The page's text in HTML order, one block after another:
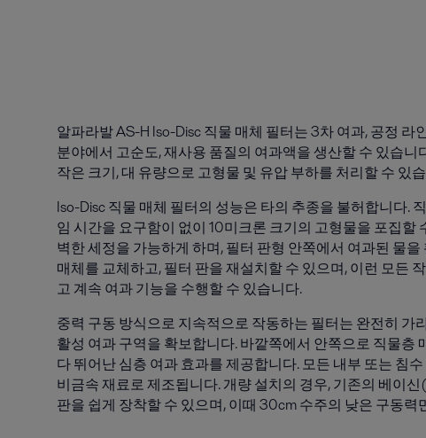
알파라발 AS-H Iso-Disc 직물 매체 필터는 3차 여과, 공정 라
분야에서 고순도, 재사용 품질의 여과액을 생산할 수 있습
작은 크기, 대 유량으로 고형물 및 유압 부하를 처리할 수 있
Iso-Disc 직물 매체 필터의 성능은 타의 추종을 불허합니다.
임 시간을 요구함이 없이 10미크론 크기의 고형물을 포집할
벽한 세정을 가능하게 하며, 필터 판형 안쪽에서 여과된 물
매체를 교체하고, 필터 판을 재설치할 수 있으며, 이런 모든
고 계속 여과 기능을 수행할 수 있습니다.
중력 구동 방식으로 지속적으로 작동하는 필터는 완전히 가
활성 여과 구역을 확보합니다. 바깥쪽에서 안쪽으로 직물층
다 뛰어난 심층 여과 효과를 제공합니다. 모든 내부 또는 침
비금속 재료로 제조됩니다. 개량 설치의 경우, 기존의 베이
판을 쉽게 장착할 수 있으며, 이때 30cm 수주의 낮은 구동력